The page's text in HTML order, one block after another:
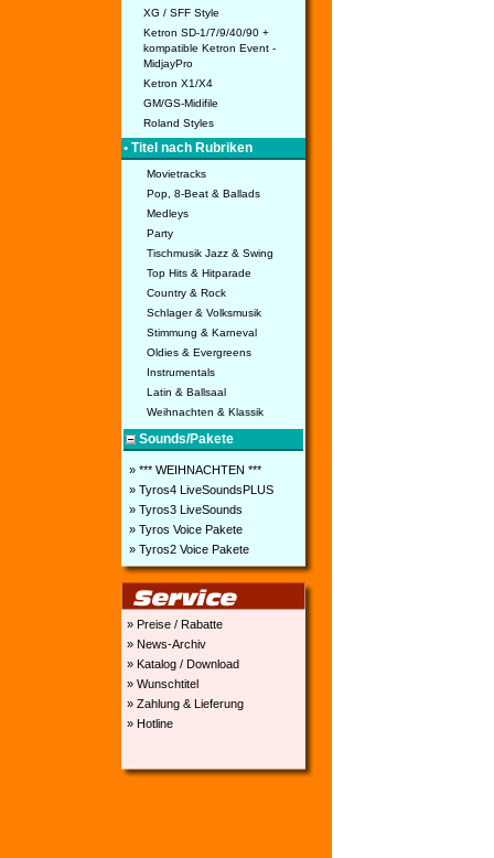
XG / SFF Style
Ketron SD-1/7/9/40/90 +
kompatible Ketron Event -
MidjayPro
Ketron X1/X4
GM/GS-Midifile
Roland Styles
• Titel nach Rubriken
Movietracks
Pop, 8-Beat & Ballads
Medleys
Party
Tischmusik Jazz & Swing
Top Hits & Hitparade
Country & Rock
Schlager & Volksmusik
Stimmung & Karneval
Oldies & Evergreens
Instrumentals
Latin & Ballsaal
Weihnachten & Klassik
Sounds/Pakete
» *** WEIHNACHTEN ***
» Tyros4 LiveSoundsPLUS
» Tyros3 LiveSounds
» Tyros Voice Pakete
» Tyros2 Voice Pakete
» Preise / Rabatte
» News-Archiv
» Katalog / Download
» Wunschtitel
» Zahlung & Lieferung
» Hotline